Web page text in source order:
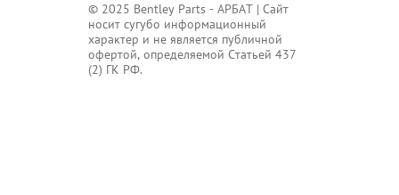
© 2025 Bentley Parts - АРБАТ | Сайт
носит сугубо информационный
характер и не является публичной
офертой, определяемой Статьей 437
(2) ГК РФ.